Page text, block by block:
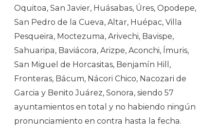
Oquitoa, San Javier, Huásabas, Úres, Opodepe,
San Pedro de la Cueva, Altar, Huépac, Villa
Pesqueira, Moctezuma, Arivechi, Bavispe,
Sahuaripa, Baviácora, Arizpe, Aconchi, Ímuris,
San Miguel de Horcasitas, Benjamín Hill,
Fronteras, Bácum, Nácori Chico, Nacozari de
Garcia y Benito Juárez, Sonora, siendo 57
ayuntamientos en total y no habiendo ningún
pronunciamiento en contra hasta la fecha.